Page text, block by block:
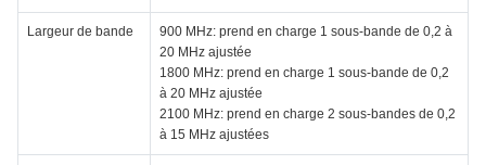
Largeur de bande
900 MHz: prend en charge 1 sous-bande de 0,2 à
20 MHz ajustée
1800 MHz: prend en charge 1 sous-bande de 0,2
à 20 MHz ajustée
2100 MHz: prend en charge 2 sous-bandes de 0,2
à 15 MHz ajustées